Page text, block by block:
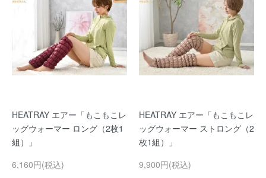
HEATRAY エアー「もこもこレ
ッグウォーマー ロング（2枚1
組）」
6,160円(税込)
HEATRAY エアー「もこもこレ
ッグウォーマー ストロング（2
枚1組）」
9,900円(税込)